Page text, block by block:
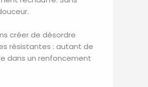
créer de désordre
résistantes : autant de
dans un renfoncement